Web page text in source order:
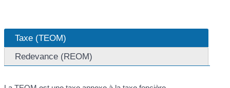
Taxe (TEOM)
Redevance (REOM)